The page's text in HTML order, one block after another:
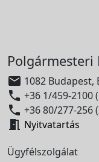
Polgármesteri
 1082 Budapest,
 +36 1/459-2100
 +36 80/277-256
 Nyitvatartás
Ügyfélszolgálat